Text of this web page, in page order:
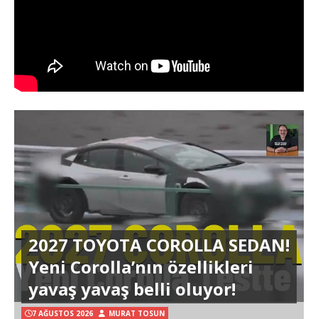
2027 TOYOTA COROLLA SEDAN!
Yeni Corolla’nın özellikleri
yavaş yavaş belli oluyor!
7 AĞUSTOS 2026 MURAT TOSUN